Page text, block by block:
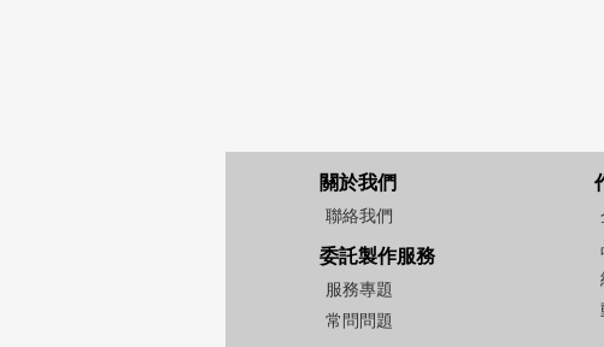
關於我們
聯絡我們
委託製作服務
服務專題
常問問題